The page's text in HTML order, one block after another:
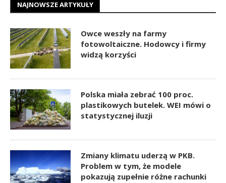
NAJNOWSZE ARTYKUŁY
Owce weszły na farmy
fotowoltaiczne. Hodowcy i firmy
widzą korzyści
Polska miała zebrać 100 proc.
plastikowych butelek. WEI mówi o
statystycznej iluzji
Zmiany klimatu uderzą w PKB.
Problem w tym, że modele
pokazują zupełnie różne rachunki